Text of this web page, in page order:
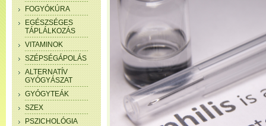
FOGYÓKÚRA
EGÉSZSÉGES
TÁPLÁLKOZÁS
VITAMINOK
SZÉPSÉGÁPOLÁS
ALTERNATÍV
GYÓGYÁSZAT
GYÓGYTEÁK
SZEX
PSZICHOLÓGIA